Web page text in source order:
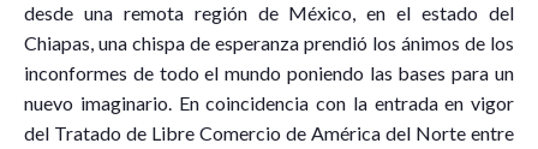
desde una remota región de México, en el estado del
Chiapas, una chispa de esperanza prendió los ánimos de los
inconformes de todo el mundo poniendo las bases para un
nuevo imaginario. En coincidencia con la entrada en vigor
del Tratado de Libre Comercio de América del Norte entre